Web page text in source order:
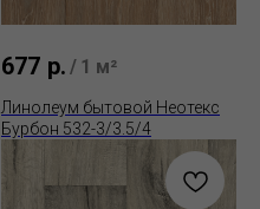
677 р. / 1 м²
Линолеум бытовой Неотекс
Бурбон 532-3/3.5/4